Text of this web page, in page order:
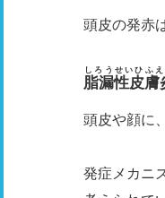
頭皮の発赤
脂漏性皮膚
しろうせいひふえ
頭皮や顔に
発症メカニ